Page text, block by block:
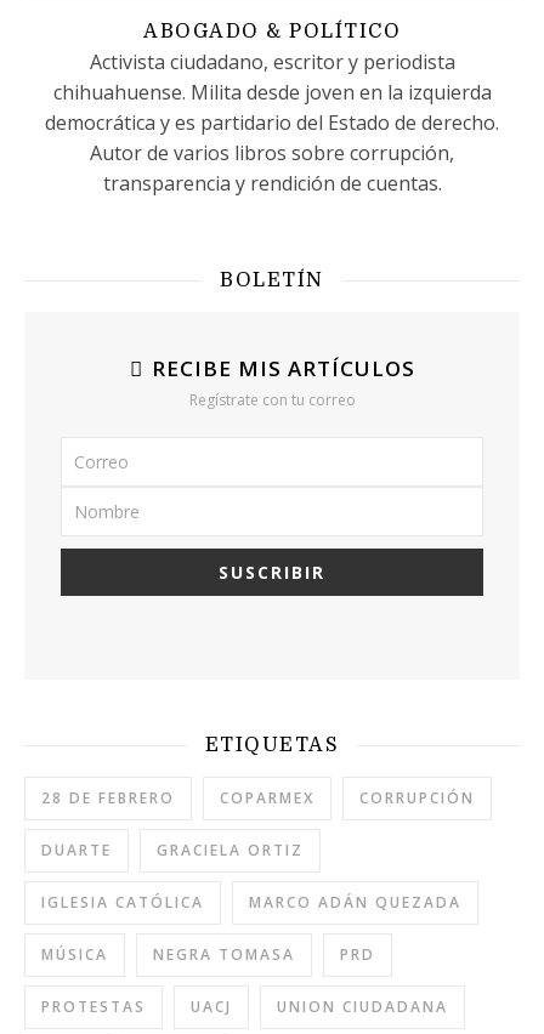
ABOGADO & POLÍTICO
Activista ciudadano, escritor y periodista
chihuahuense. Milita desde joven en la izquierda
democrática y es partidario del Estado de derecho.
Autor de varios libros sobre corrupción,
transparencia y rendición de cuentas.
BOLETÍN
RECIBE MIS ARTÍCULOS
Regístrate con tu correo
ETIQUETAS
28 DE FEBRERO COPARMEX CORRUPCIÓN
DUARTE GRACIELA ORTIZ
IGLESIA CATÓLICA MARCO ADÁN QUEZADA
MÚSICA NEGRA TOMASA PRD
PROTESTAS UACJ UNION CIUDADANA